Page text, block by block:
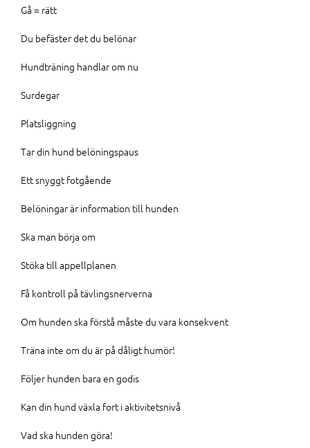
Gå = rätt
Du befäster det du belönar
Hundträning handlar om nu
Surdegar
Platsliggning
Tar din hund belöningspaus
Ett snyggt fotgående
Belöningar är information till hunden
Ska man börja om
Stöka till appellplanen
Få kontroll på tävlingsnerverna
Om hunden ska förstå måste du vara konsekvent
Träna inte om du är på dåligt humör!
Följer hunden bara en godis
Kan din hund växla fort i aktivitetsnivå
Vad ska hunden göra!